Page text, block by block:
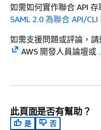
如需如何實作聯合 API
SAML 2.0 為聯合 API/
如需支援問題或評論，
AWS 開發人員論壇或
此頁面是否有幫助？
是
否